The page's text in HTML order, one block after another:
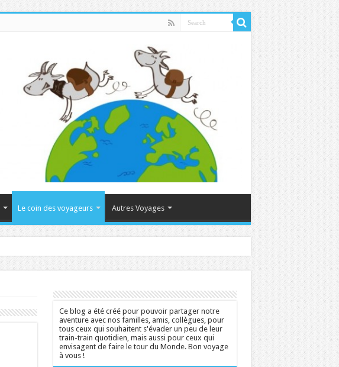
Le coin des voyageurs Autres Voyages
Ce blog a été créé pour pouvoir partager notre
aventure avec nos familles, amis, collègues, pour
tous ceux qui souhaitent s'évader un peu de leur
train-train quotidien, mais aussi pour ceux qui
envisagent de faire le tour du Monde. Bon voyage
à vous !